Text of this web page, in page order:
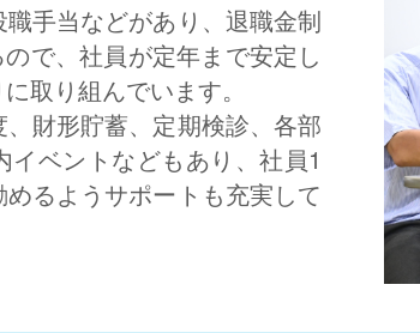
手当などがあり、退職金制
で、社員が定年まで安定し
取り組んでいます。
財形貯蓄、定期検診、各部
ベントなどもあり、社員1
るようサポートも充実して